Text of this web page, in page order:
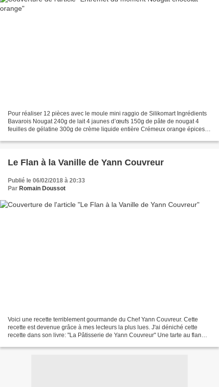
Pour réaliser 12 pièces avec le moule mini raggio de Silikomart Ingrédients
Bavarois Nougat 240g de lait 4 jaunes d’œufs 150g de pâte de nougat 4
feuilles de gélatine 300g de crème liquide entière Crémeux orange épices
Le Flan à la Vanille de Yann Couvreur
Publié le 06/02/2018 à 20:33
Par Romain Doussot
Voici une recette terriblement gourmande du Chef Yann Couvreur. Cette
recette est devenue grâce à mes lecteurs la plus lues. J'ai déniché cette
recette dans son livre: "La Pâtisserie de Yann Couvreur" Une tarte au flan